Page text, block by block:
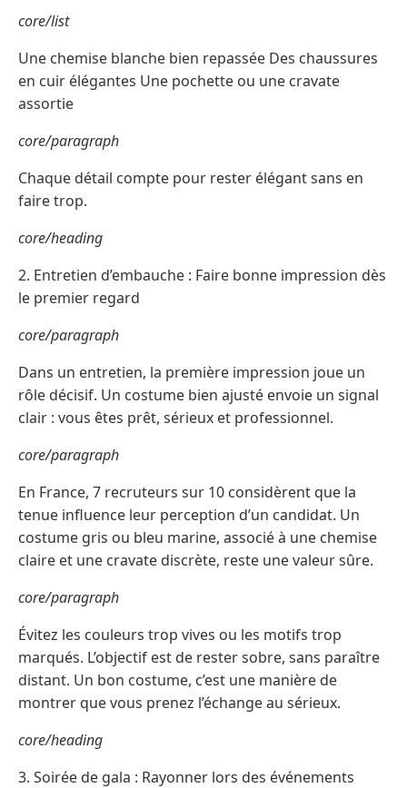
core/list
Une chemise blanche bien repassée Des chaussures
en cuir élégantes Une pochette ou une cravate
assortie
core/paragraph
Chaque détail compte pour rester élégant sans en
faire trop.
core/heading
2. Entretien d’embauche : Faire bonne impression dès
le premier regard
core/paragraph
Dans un entretien, la première impression joue un
rôle décisif. Un costume bien ajusté envoie un signal
clair : vous êtes prêt, sérieux et professionnel.
core/paragraph
En France, 7 recruteurs sur 10 considèrent que la
tenue influence leur perception d’un candidat. Un
costume gris ou bleu marine, associé à une chemise
claire et une cravate discrète, reste une valeur sûre.
core/paragraph
Évitez les couleurs trop vives ou les motifs trop
marqués. L’objectif est de rester sobre, sans paraître
distant. Un bon costume, c’est une manière de
montrer que vous prenez l’échange au sérieux.
core/heading
3. Soirée de gala : Rayonner lors des événements